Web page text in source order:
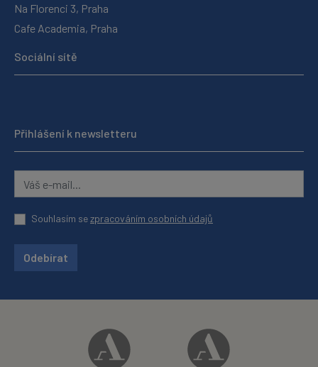
Na Florenci 3, Praha
Cafe Academia, Praha
Sociální sítě
Přihlášení k newsletteru
Souhlasím sezpracováním osobních údajů
Odebírat